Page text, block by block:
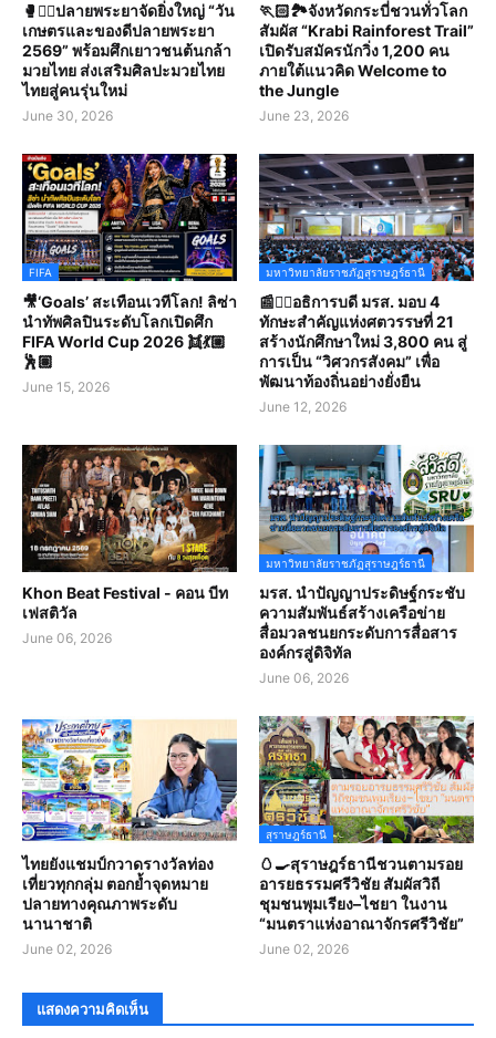
🥊🤼‍♀️ปลายพระยาจัดยิ่งใหญ่ “วัน
เกษตรและของดีปลายพระยา
2569” พร้อมศึกเยาวชนต้นกล้า
มวยไทย ส่งเสริมศิลปะมวยไทย
ไทยสู่คนรุ่นใหม่
June 30, 2026
🏃🏻🏞️จังหวัดกระบี่ชวนทั่วโลก
สัมผัส “Krabi Rainforest Trail”
เปิดรับสมัครนักวิ่ง 1,200 คน
ภายใต้แนวคิด Welcome to
the Jungle
June 23, 2026
FIFA
🎥‘Goals’ สะเทือนเวทีโลก! ลิซ่า
นำทัพศิลปินระดับโลกเปิดศึก
FIFA World Cup 2026 👯💃🏼
🕺🏽
June 15, 2026
มหาวิทยาลัยราชภัฏสุราษฎร์ธานี
📰✍🏻อธิการบดี มรส. มอบ 4
ทักษะสำคัญแห่งศตวรรษที่ 21
สร้างนักศึกษาใหม่ 3,800 คน สู่
การเป็น “วิศวกรสังคม” เพื่อ
พัฒนาท้องถิ่นอย่างยั่งยืน
June 12, 2026
Khon Beat Festival - คอน บีท
เฟสติวัล
June 06, 2026
มหาวิทยาลัยราชภัฏสุราษฎร์ธานี
มรส. นำปัญญาประดิษฐ์กระชับ
ความสัมพันธ์สร้างเครือข่าย
สื่อมวลชนยกระดับการสื่อสาร
องค์กรสู่ดิจิทัล
June 06, 2026
ไทยยังแชมป์กวาดรางวัลท่อง
เที่ยวทุกกลุ่ม ตอกย้ำจุดหมาย
ปลายทางคุณภาพระดับ
นานาชาติ
June 02, 2026
สุราษฎร์ธานี
🥚🍳สุราษฎร์ธานีชวนตามรอย
อารยธรรมศรีวิชัย สัมผัสวิถี
ชุมชนพุมเรียง–ไชยา ในงาน
“มนตราแห่งอาณาจักรศรีวิชัย”
June 02, 2026
แสดงความคิดเห็น